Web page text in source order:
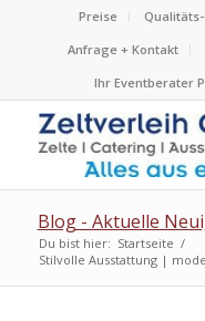
Preise
Anfrage + Kontakt
Ihr Eventberater
Blog - Aktuelle
Du bist hier: Startseite /
Stilvolle Ausstattung |